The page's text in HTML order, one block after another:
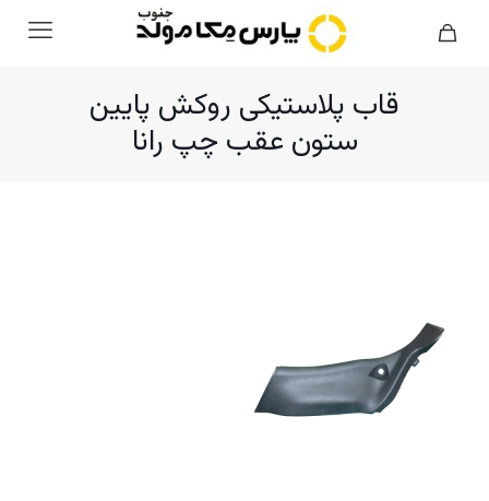
قاب پلاستیکی روکش پایین
ستون عقب چپ رانا